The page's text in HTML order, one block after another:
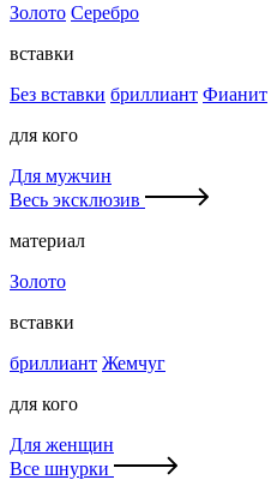
Золото Серебро
вставки
Без вставки бриллиант Фианит
для кого
Для мужчин
Весь эксклюзив
материал
Золото
вставки
бриллиант Жемчуг
для кого
Для женщин
Все шнурки